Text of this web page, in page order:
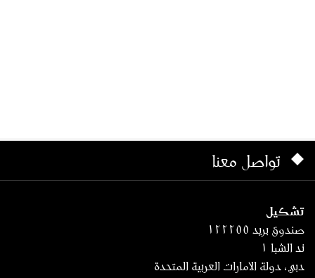
تواصل معنا
تشكيل
صندوق بريد ١٢٢٢٥٥
ند الشبا ١
دبي، دولة الامارات العربية المتحدة